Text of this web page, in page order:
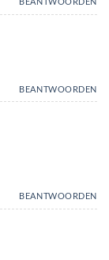
BEANTWOORDEN
BEANTWOORDEN